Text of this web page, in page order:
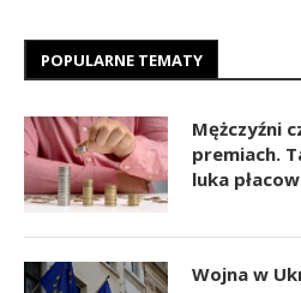
POPULARNE TEMATY
Mężczyźni
premiach.
luka
Wojna w